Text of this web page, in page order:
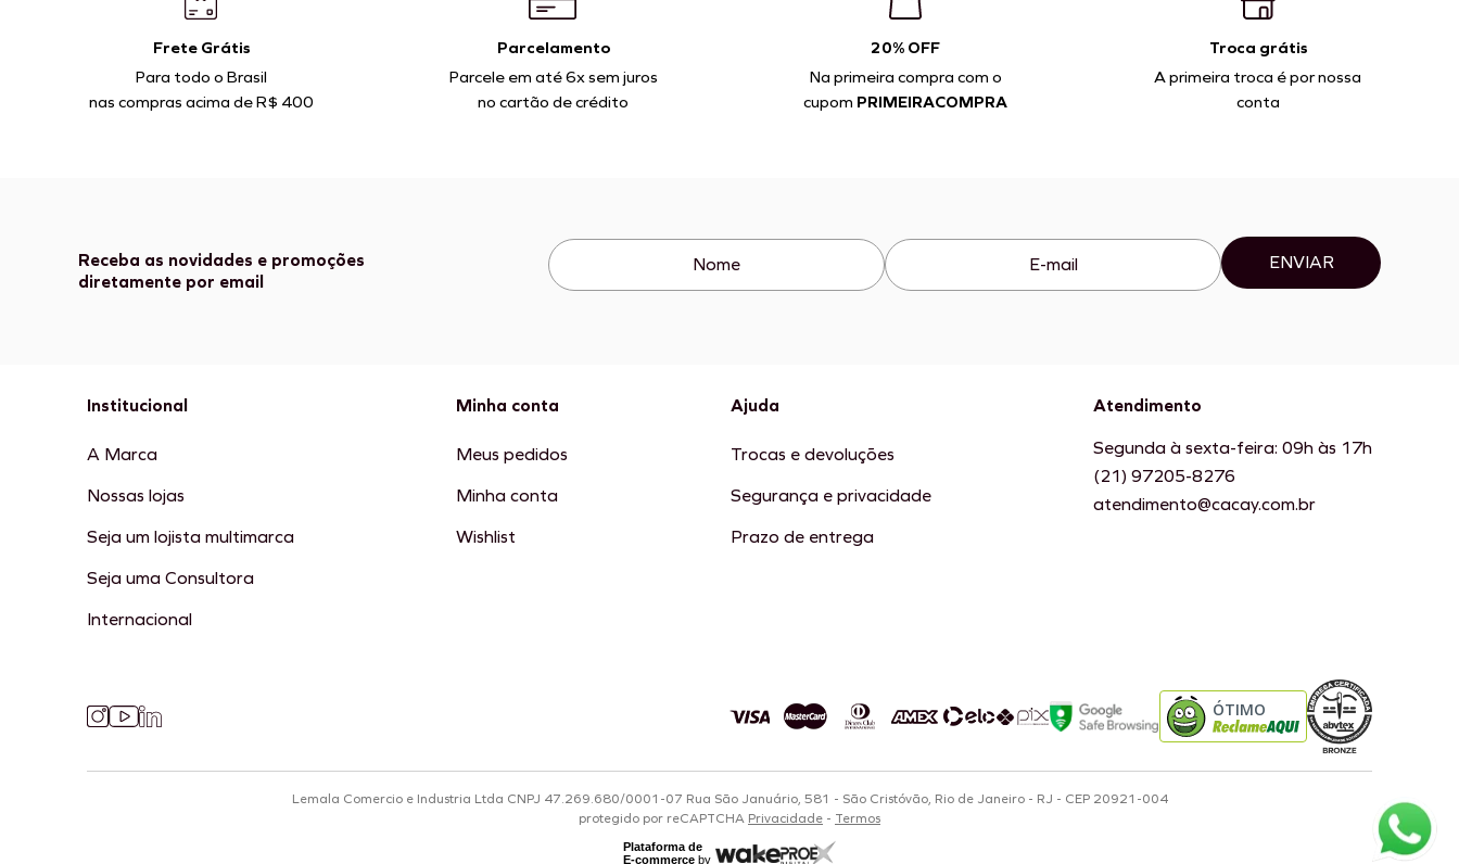
Frete Grátis
Para todo o Brasil
nas compras acima de R$ 400
Parcelamento
Parcele em até 6x sem juros
no cartão de crédito
20% OFF
Na primeira compra com o
cupom PRIMEIRACOMPRA
Troca grátis
A primeira troca é por nossa
conta
Receba as novidades e promoções
diretamente por email
ENVIAR
Institucional
A Marca
Nossas lojas
Seja um lojista multimarca
Seja uma Consultora
Internacional
Minha conta
Meus pedidos
Minha conta
Wishlist
Ajuda
Trocas e devoluções
Segurança e privacidade
Prazo de entrega
Atendimento
Segunda à sexta-feira: 09h às 17h
(21) 97205-8276
atendimento@cacay.com.br
ÓTIMO
Lemala Comercio e Industria Ltda CNPJ 47.269.680/0001-07 Rua São Januário, 581 - São Cristóvão, Rio de Janeiro - RJ - CEP 20921-004
protegido por reCAPTCHA Privacidade - Termos
Plataforma de
E-commerceby